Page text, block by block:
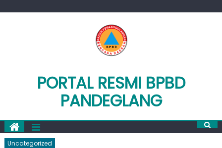
PORTAL RESMI BPBD
PANDEGLANG
Uncategorized